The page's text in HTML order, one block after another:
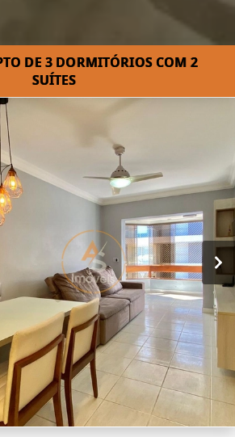
DE 3 DORMITÓRIOS COM 2
SUÍTES